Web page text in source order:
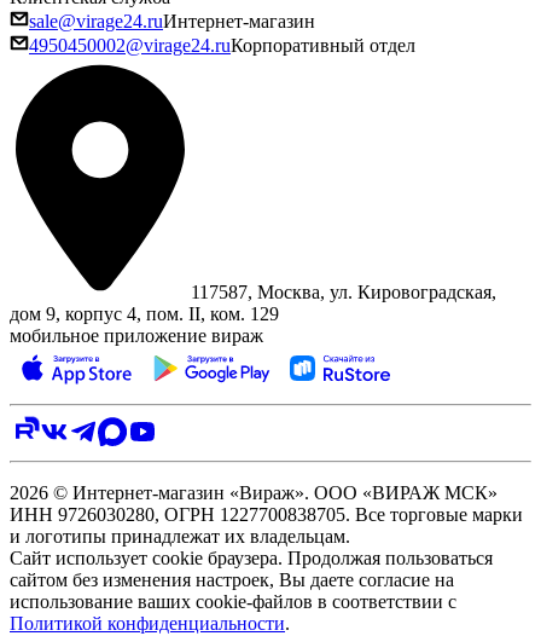
sale@virage24.ruИнтернет-магазин
4950450002@virage24.ruКорпоративный отдел
117587, Москва, ул. Кировоградская,
дом 9, корпус 4, пом. II, ком. 129
мобильное приложение вираж
2026 © Интернет-магазин «Вираж». ООО «ВИРАЖ МСК»
ИНН 9726030280, ОГРН 1227700838705. Все торговые марки
и логотипы принадлежат их владельцам.
Сайт использует cookie браузера. Продолжая пользоваться
сайтом без изменения настроек, Вы даете согласие на
использование ваших cookie-файлов в соответствии с
Политикой конфиденциальности.